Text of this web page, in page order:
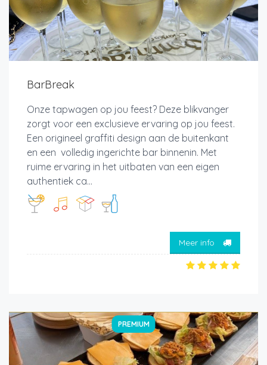
BarBreak
Onze tapwagen op jou feest? Deze blikvanger
zorgt voor een exclusieve ervaring op jou feest.
Een origineel graffiti design aan de buitenkant
en een volledig ingerichte bar binnenin. Met
ruime ervaring in het uitbaten van een eigen
authentiek ca...
Meer info
PREMIUM